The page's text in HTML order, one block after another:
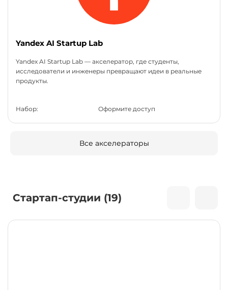
Yandex AI Startup Lab
Yandex AI Startup Lab — акселератор, где студенты,
исследователи и инженеры превращают идеи в реальные
продукты.
Набор: Оформите доступ
Все акселераторы
Стартап-студии (19)